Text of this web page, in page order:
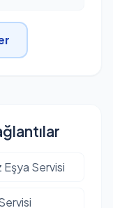
Eşya Servisi